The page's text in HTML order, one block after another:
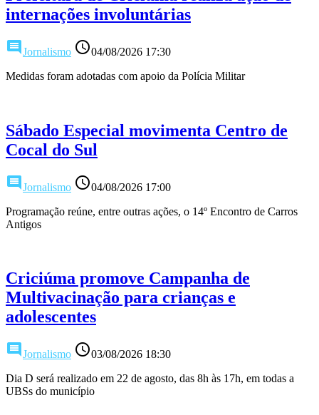
internações involuntárias
comment Jornalismo access_time04/08/2026 17:30
Medidas foram adotadas com apoio da Polícia Militar
Sábado Especial movimenta Centro de
Cocal do Sul
comment Jornalismo access_time04/08/2026 17:00
Programação reúne, entre outras ações, o 14º Encontro de Carros
Antigos
Criciúma promove Campanha de
Multivacinação para crianças e
adolescentes
comment Jornalismo access_time03/08/2026 18:30
Dia D será realizado em 22 de agosto, das 8h às 17h, em todas a
UBSs do município